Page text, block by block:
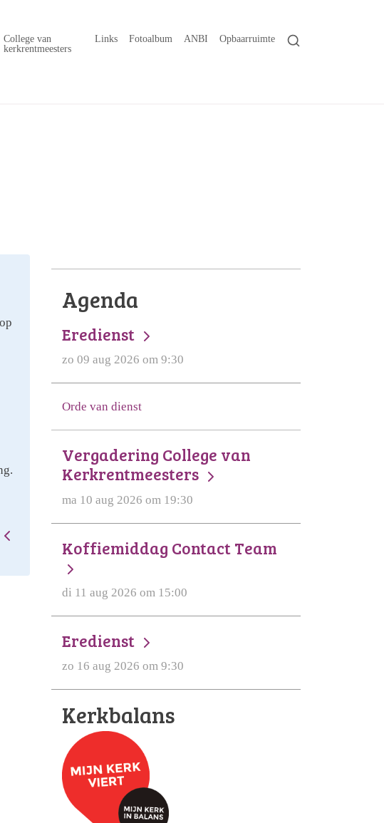
College van
kerkrentmeesters
Links Fotoalbum ANBI Opbaarruimte
Agenda
Eredienst
zo 09 aug 2026 om 9:30
Orde van dienst
Vergadering College van
Kerkrentmeesters
ma 10 aug 2026 om 19:30
Koffiemiddag Contact Team
di 11 aug 2026 om 15:00
Eredienst
zo 16 aug 2026 om 9:30
Kerkbalans